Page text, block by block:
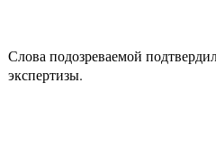
Слова подозреваемой
экспертизы.